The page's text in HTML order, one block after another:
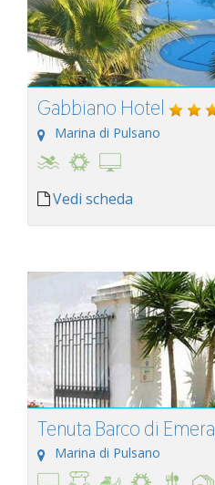
Gabbiano Hotel
Marina di Pulsano
Vedi scheda
Tenuta Barco di Emera
Marina di Pulsano